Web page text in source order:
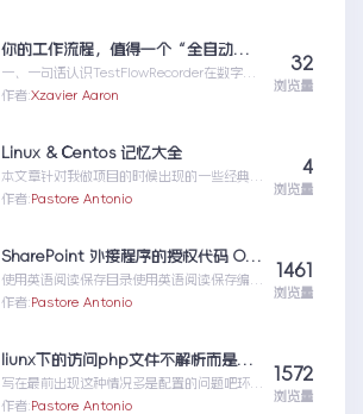
你的工作流程，值得一个“全自动数字分身”：录制、截图、成文，一气呵成
一、一句话认识TestFlowRecorder在数字化
工作环境中，如何准确记录操作步骤并生成
作者:Xzavier Aaron
32
浏览量
Linux & Centos 记忆大全
本文章针对我做项目的时候出现的一些经典问
题进行说明：关于
作者:Pastore Antonio
4
浏览量
SharePoint 外接程序的授权代码 OAuth 流
使用英语阅读保存目录使用英语阅读保存编辑
TwitterLinkedInFaceboo...SharePoint外接
作者:Pastore Antonio
1461
浏览量
liunx下的访问php文件不解析而是下载
写在最前出现这种情况多是配置的问题吧环境
搭建完成之后，我在项目的目录中上传了代
作者:Pastore Antonio
1572
浏览量